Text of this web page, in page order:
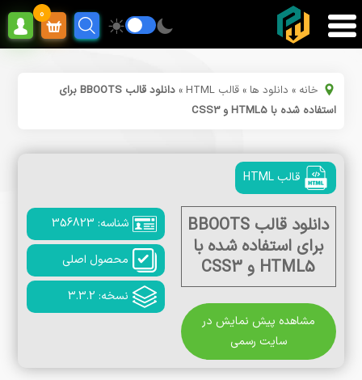
0
خانه » دانلود ها »قالب HTML »
دانلود قالب BBOOTS برای
استفاده شده با HTML5 و CSS3
قالب HTML
دانلود قالب BBOOTS
برای استفاده شده با
HTML5 و CSS3
مشاهده پیش نمایش در
سایت رسمی
شناسه: 356823
محصول اصلی
نسخه: 3.3.2